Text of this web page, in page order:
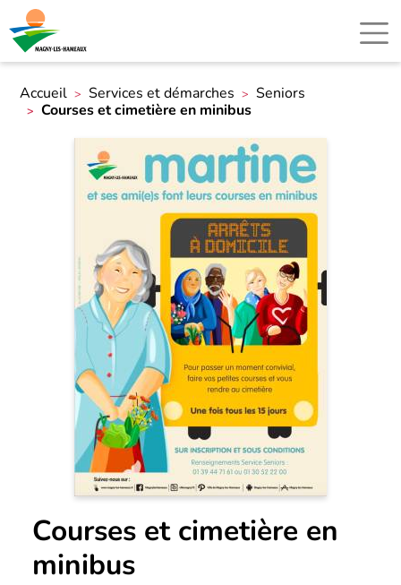
Accueil Services et démarches
Seniors
Courses et cimetière en minibus
Courses et cimetière en
minibus